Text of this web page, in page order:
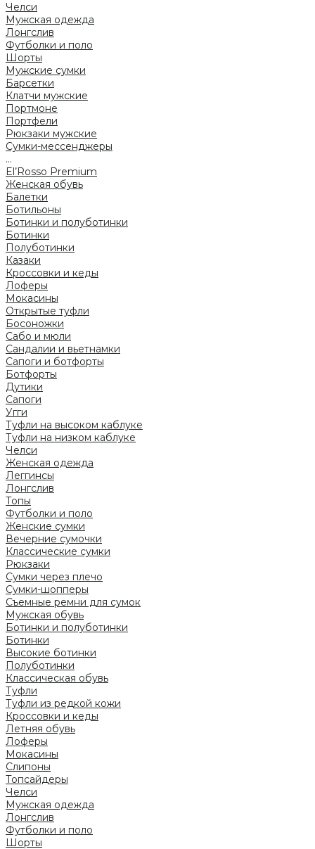
Челси
Мужская одежда
Лонгслив
Футболки и поло
Шорты
Мужские сумки
Барсетки
Клатчи мужские
Портмоне
Портфели
Рюкзаки мужские
Сумки-мессенджеры
...
El’Rosso Premium
Женская обувь
Балетки
Ботильоны
Ботинки и полуботинки
Ботинки
Полуботинки
Казаки
Кроссовки и кеды
Лоферы
Мокасины
Открытые туфли
Босоножки
Сабо и мюли
Сандалии и вьетнамки
Сапоги и ботфорты
Ботфорты
Дутики
Сапоги
Угги
Туфли на высоком каблуке
Туфли на низком каблуке
Челси
Женская одежда
Леггинсы
Лонгслив
Топы
Футболки и поло
Женские сумки
Вечерние сумочки
Классические сумки
Рюкзаки
Сумки через плечо
Сумки-шопперы
Съемные ремни для сумок
Мужская обувь
Ботинки и полуботинки
Ботинки
Высокие ботинки
Полуботинки
Классическая обувь
Туфли
Туфли из редкой кожи
Кроссовки и кеды
Летняя обувь
Лоферы
Мокасины
Слипоны
Топсайдеры
Челси
Мужская одежда
Лонгслив
Футболки и поло
Шорты